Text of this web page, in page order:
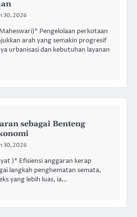
30, 2026
Pengelolaan perkotaan
arah yang semakin progresif
urbanisasi dan kebutuhan layanan
sebagai Benteng
30, 2026
)* Efisiensi anggaran kerap
langkah penghematan semata,
yang lebih luas, ia…